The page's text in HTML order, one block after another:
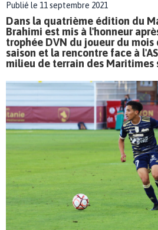
Publié le 11 septembre 2021
Dans la quatrième édition du
Brahimi est mis à l'honneur
trophée DVN du joueur du
saison et la rencontre face à
milieu de terrain des Maritimes